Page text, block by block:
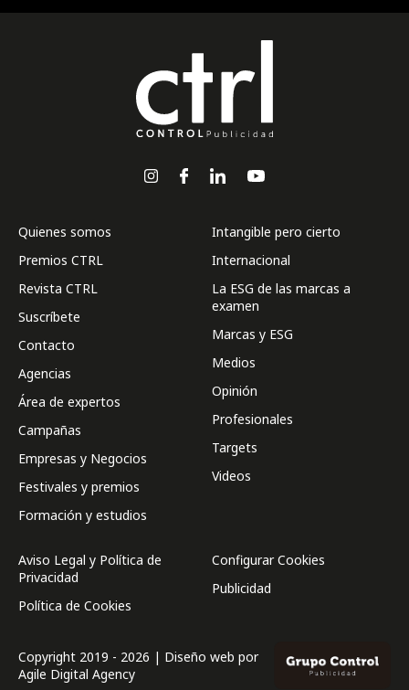
Quienes somos
Premios CTRL
Revista CTRL
Suscríbete
Contacto
Agencias
Área de expertos
Campañas
Empresas y Negocios
Festivales y premios
Formación y estudios
Intangible pero cierto
Internacional
La ESG de las marcas a
examen
Marcas y ESG
Medios
Opinión
Profesionales
Targets
Videos
Aviso Legal y Política de
Privacidad
Política de Cookies
Configurar Cookies
Publicidad
Copyright 2019 - 2026 | Diseño web por
Agile Digital Agency